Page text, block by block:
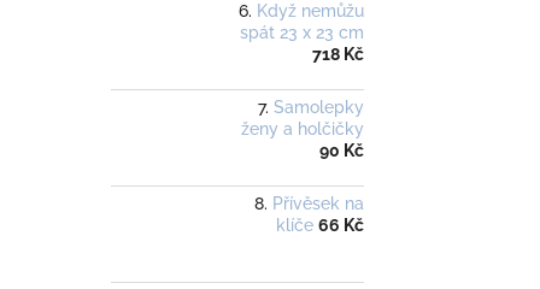
Když nemůžu
spát 23 x 23 cm
718 Kč
Samolepky
ženy a holčičky
90 Kč
Přívěsek na
klíče 66 Kč